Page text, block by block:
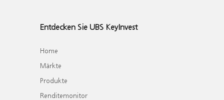
Entdecken Sie UBS KeyInvest
Home
Märkte
Produkte
Renditemonitor